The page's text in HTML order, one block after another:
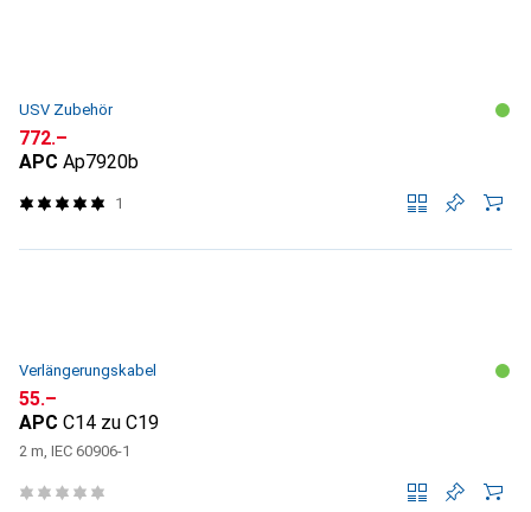
USV Zubehör
CHF
772.–
APC Ap7920b
1
Verlängerungskabel
CHF
55.–
APC C14 zu C19
2 m, IEC 60906-1